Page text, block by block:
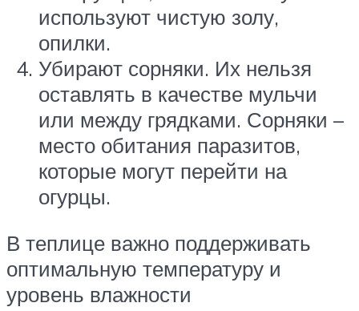
используют чистую золу,
опилки.
Убирают сорняки. Их нельзя
оставлять в качестве мульчи
или между грядками. Сорняки –
место обитания паразитов,
которые могут перейти на
огурцы.
В теплице важно поддерживать
оптимальную температуру и
уровень влажности